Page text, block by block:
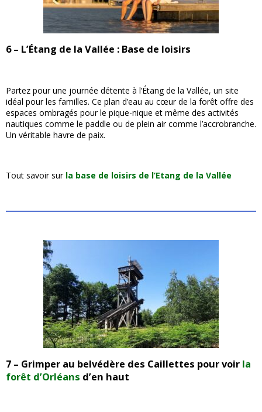
6 – L’Étang de la Vallée : Base de loisirs
Partez pour une journée détente à l’Étang de la Vallée, un site
idéal pour les familles. Ce plan d’eau au cœur de la forêt offre des
espaces ombragés pour le pique-nique et même des activités
nautiques comme le paddle ou de plein air comme l’accrobranche.
Un véritable havre de paix.
Tout savoir sur la base de loisirs de l’Etang de la Vallée
7 – Grimper au belvédère des Caillettes pour voir la
forêt d’Orléans d’en haut